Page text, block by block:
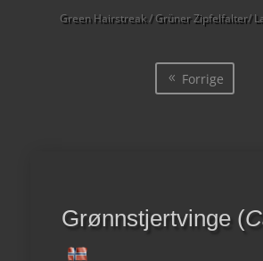
Green Hairstreak / Grüner Zipfelfalter/
Forrige
Grønnstjertvinge (